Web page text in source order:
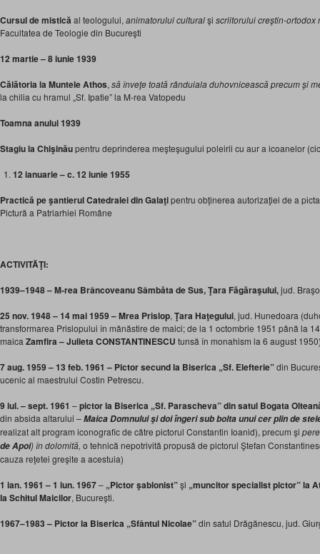
Cursul de mistică al teologului, animatorului culturalşi scriitorului creştin-ortodox
Facultatea de Teologie din Bucureşti
12 martie – 8 iunie 1939
Călătoria la Muntele Athos, să înveţe toată rânduiala duhovnicească precum şi
la chilia cu hramul „Sf. Ipatie” la M-rea Vatopedu
Toamna anului 1939
Stagiu la Chişinăupentru deprinderea meşteşugului poleirii cu aur a icoanelor
12 ianuarie – c. 12 iunie 1955
Practică pe şantierulCatedralei din Galaţipentru obţinerea autorizaţiei de a
Pictură a Patriarhiei Române
ACTIVITĂŢI:
1939–1948 – M-rea Brâncoveanu Sâmbăta de Sus, Ţara Făgăraşului,jud.
25 nov. 1948 – 14 mai 1959 – Mrea Prislop, Ţara Haţegului, jud. Hunedoara
transformarea Prislopului în mănăstire de maici; de la 1 octombrie 1951 până la
maica Zamfira – Julieta CONSTANTINESCU tunsă în monahism la 6 august
7 aug. 1959 – 13 feb. 1961 – Pictor secund la Biserica „Sf. Elefterie”din
ucenic al maestrului Costin Petrescu.
9 iul. – sept. 1961 –pictor la Biserica „Sf. Parascheva” din satul Bogata
din absida altarului –Maica Domnului şi doi îngeri sub bolta unui cer plin de
realizat alt program iconografic de către pictorul Constantin Ioanid), precum şi
de Apoi) în dolomită, o tehnică nepotrivită propusă de pictorul Ştefan
cauza reţetei greşite a acestuia)
1 ian. 1961 – 1 iun. 1967– „Pictor şablonist”şi „muncitor specialist pictor” la
la Schitul Maicilor, Bucureşti.
1967–1983 – Pictor la Biserica „Sfântul Nicolae”din satul Drăgănescu, jud.